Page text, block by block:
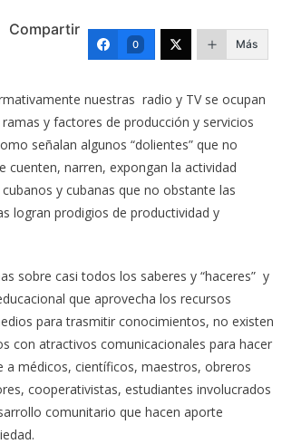
Compartir
0 Más
nuestras radio y TV se ocupan
y factores de producción y servicios
señalan algunos “dolientes” que no
cuenten, narren, expongan la actividad
y cubanas que no obstante las
logran prodigios de productividad y
sobre casi todos los saberes y “haceres” y
que aprovecha los recursos
para trasmitir conocimientos, no existen
con atractivos comunicacionales para hacer
a médicos, científicos, maestros, obreros
cooperativistas, estudiantes involucrados
comunitario que hacen aporte